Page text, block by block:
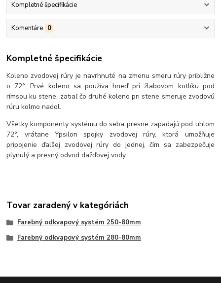
Kompletné špecifikácie
Komentáre 0
Kompletné špecifikácie
Koleno zvodovej rúry je navrhnuté na zmenu smeru rúry približne
o 72°. Prvé koleno sa používa hneď pri žlabovom kotlíku pod
rímsou ku stene, zatiaľ čo druhé koleno pri stene smeruje zvodovú
rúru kolmo nadol.
Všetky komponenty systému do seba presne zapadajú pod uhlom
72°, vrátane Ypsilon spojky zvodovej rúry, ktorá umožňuje
pripojenie ďalšej zvodovej rúry do jednej, čím sa zabezpečuje
plynulý a presný odvod dažďovej vody.
Tovar zaradený v kategóriách
Farebný odkvapový systém 250-80mm
Farebný odkvapový systém 280-80mm